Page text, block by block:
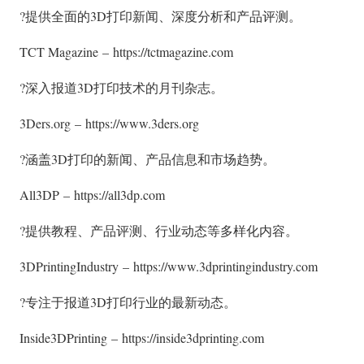
?提供全面的3D打印新闻、深度分析和产品评测。
TCT Magazine – https://tctmagazine.com
?深入报道3D打印技术的月刊杂志。
3Ders.org – https://www.3ders.org
?涵盖3D打印的新闻、产品信息和市场趋势。
All3DP – https://all3dp.com
?提供教程、产品评测、行业动态等多样化内容。
3DPrintingIndustry – https://www.3dprintingindustry.com
?专注于报道3D打印行业的最新动态。
Inside3DPrinting – https://inside3dprinting.com